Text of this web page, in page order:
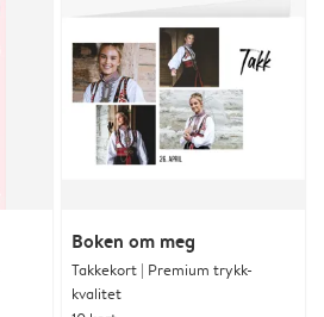
Boken om meg
Takkekort | Premium trykk-
kvalitet